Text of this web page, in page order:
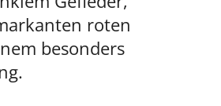
roten
besonders